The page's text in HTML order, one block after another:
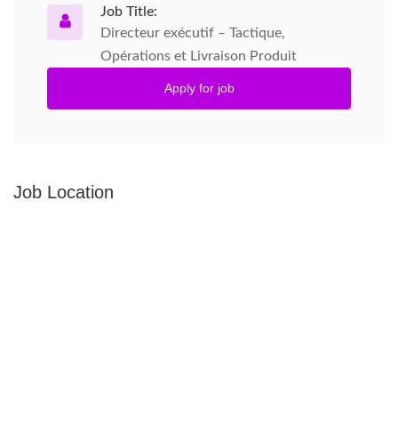
Job Title:
Directeur exécutif – Tactique,
Opérations et Livraison Produit
Apply for job
Job Location